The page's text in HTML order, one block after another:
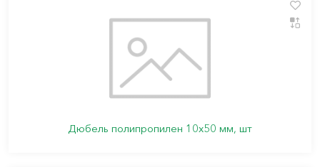
Дюбель полипропилен 10х50 мм, шт